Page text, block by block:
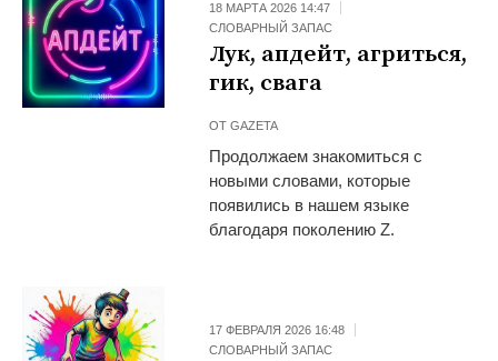
18 МАРТА 2026 14:47
СЛОВАРНЫЙ ЗАПАС
Лук, апдейт, агриться,
гик, свага
ОТGAZETA
Продолжаем знакомиться с
новыми словами, которые
появились в нашем языке
благодаря поколению Z.
17 ФЕВРАЛЯ 2026 16:48
СЛОВАРНЫЙ ЗАПАС